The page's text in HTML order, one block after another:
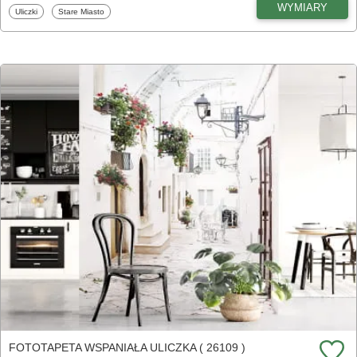
Fototapety
Uliczki Fototapety
Stare Miasto WYMIARY
FOTOTAPETA WSPANIAŁA ULICZKA ( 26109 )